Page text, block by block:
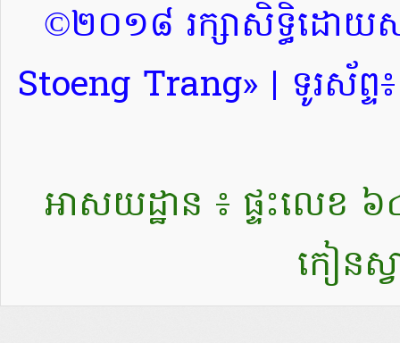
©២០១៨ រក្សាសិទ្ធិដោយស
Stoeng Trang» | ទូរស័ព្
អាសយដ្ឋាន ៖ ផ្ទះលេខ
កៀនស្